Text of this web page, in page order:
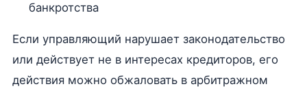
банкротства
Если управляющий нарушает законодательство
или действует не в интересах кредиторов, его
действия можно обжаловать в арбитражном